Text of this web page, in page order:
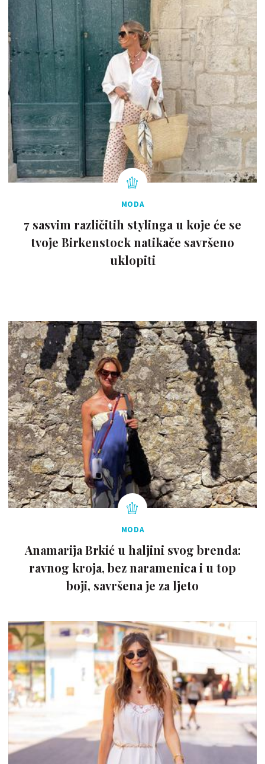
MODA
7 sasvim različitih stylinga u koje će se
tvoje Birkenstock natikače savršeno
uklopiti
MODA
Anamarija Brkić u haljini svog brenda:
ravnog kroja, bez naramenica i u top
boji, savršena je za ljeto